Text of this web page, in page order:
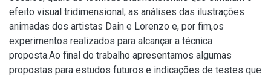
efeito visual tridimensional; as análises das ilustrações
animadas dos artistas Dain e Lorenzo e, por fim,os
experimentos realizados para alcançar a técnica
proposta.Ao final do trabalho apresentamos algumas
propostas para estudos futuros e indicações de testes que